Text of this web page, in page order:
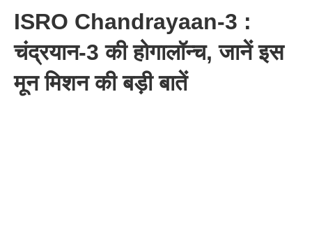
ISRO Chandrayaan-3 :
चंद्रयान-3 की होगालॉन्च, जानें इस
मून मिशन की बड़ी बातें